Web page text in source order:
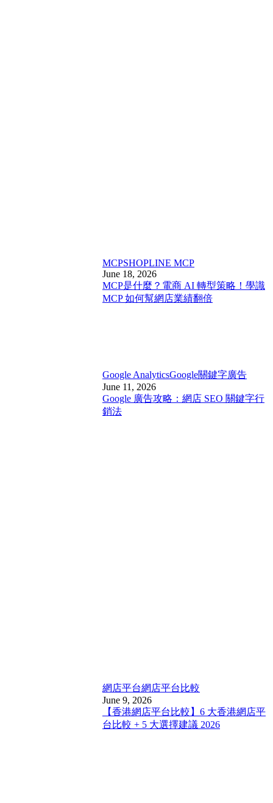
MCPSHOPLINE MCP
June 18, 2026
MCP是什麼？電商 AI 轉型策略！學識
MCP 如何幫網店業績翻倍
Google AnalyticsGoogle關鍵字廣告
June 11, 2026
Google 廣告攻略：網店 SEO 關鍵字行
銷法
網店平台網店平台比較
June 9, 2026
【香港網店平台比較】6 大香港網店平
台比較 + 5 大選擇建議 2026